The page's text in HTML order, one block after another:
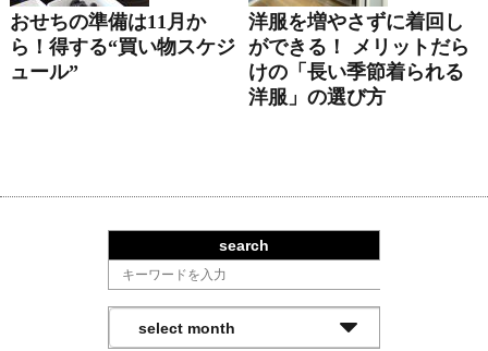
おせちの準備は11月か
ら！得する“買い物スケジ
ュール”
洋服を増やさずに着回し
ができる！ メリットだら
けの「長い季節着られる
洋服」の選び方
search